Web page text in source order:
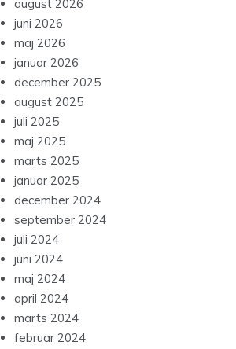
august 2026
juni 2026
maj 2026
januar 2026
december 2025
august 2025
juli 2025
maj 2025
marts 2025
januar 2025
december 2024
september 2024
juli 2024
juni 2024
maj 2024
april 2024
marts 2024
februar 2024